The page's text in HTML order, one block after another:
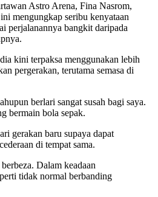
Astro Arena, Fina Nasrom,
mengungkap seribu kenyataan
perjalanannya bangkit daripada
kini terpaksa menggunakan lebih
pergerakan, terutama semasa di
berlari sangat susah bagi saya.
bermain bola sepak.
gerakan baru supaya dapat
di tempat sama.
Dalam keadaan
tidak normal berbanding